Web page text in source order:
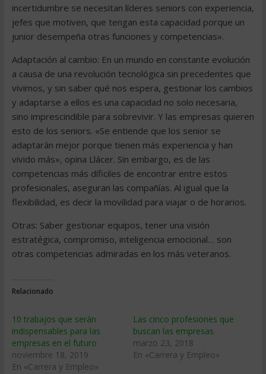
incertidumbre se necesitan líderes seniors con experiencia,
jefes que motiven, que tengan esta capacidad porque un
junior desempeña otras funciones y competencias».
Adaptación al cambio: En un mundo en constante evolución
a causa de una revolución tecnológica sin precedentes que
vivimos, y sin saber qué nos espera, gestionar los cambios
y adaptarse a ellos es una capacidad no solo necesaria,
sino imprescindible para sobrevivir. Y las empresas quieren
esto de los seniors. «Se entiende que los senior se
adaptarán mejor porque tienen más experiencia y han
vivido más», opina Llácer. Sin embargo, es de las
competencias más díficiles de encontrar entre estos
profesionales, aseguran las compañías. Al igual que la
flexibilidad, es decir la movilidad para viajar o de horarios.
Otras: Saber gestionar equipos, tener una visión
estratégica, compromiso, inteligencia emocional… son
otras competencias admiradas en los más veteranos.
Relacionado
10 trabajos que serán
indispensables para las
empresas en el futuro
noviembre 18, 2019
En «Carrera y Empleo»
Las cinco profesiones que
buscan las empresas
marzo 23, 2018
En «Carrera y Empleo»